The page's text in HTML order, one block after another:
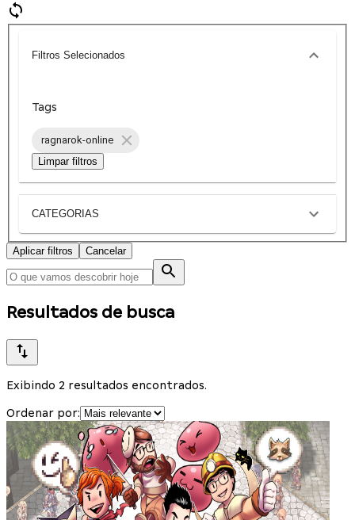
Filtros Selecionados
Tags
ragnarok-online
Limpar filtros
CATEGORIAS
Aplicar filtros Cancelar
Resultados de busca
Exibindo 2 resultados encontrados.
Ordenar por: